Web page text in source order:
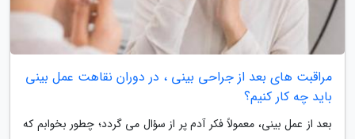
مراقبت های بعد از جراحی بینی ، در دوران نقاهت عمل بینی
باید چه کار کنیم؟
بعد از عمل بینی، معمولاً فکر آدم پر از سؤال می گردد؛ چطور بخوابم که